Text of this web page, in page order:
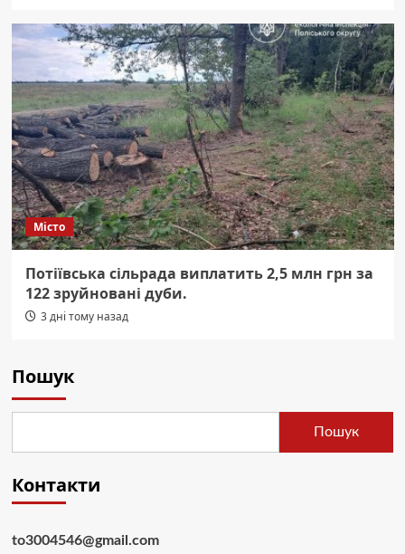
Місто
Потіївська сільрада виплатить 2,5 млн грн за
122 зруйновані дуби.
3 дні тому назад
Пошук
Пошук
Контакти
to3004546@gmail.com